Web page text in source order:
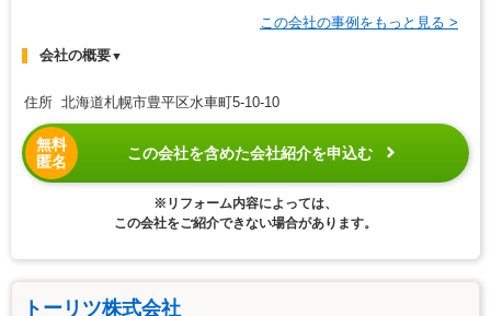
この会社の事例をもっと見る >
会社の概要▼
住所 北海道札幌市豊平区水車町5-10-10
無料
匿名
この会社を含めた会社紹介を申込む
※リフォーム内容によっては、
この会社をご紹介できない場合があります。
トーリツ株式会社